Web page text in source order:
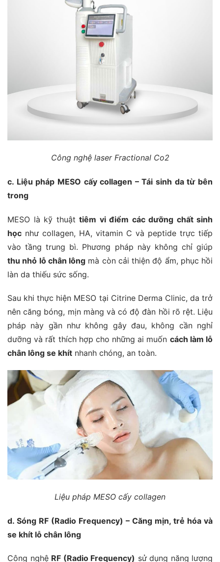
Công nghệ laser Fractional Co2
c. Liệu pháp MESO cấy collagen – Tái sinh da từ bên
trong
MESO là kỹ thuật tiêm vi điểm các dưỡng chất sinh
học như collagen, HA, vitamin C và peptide trực tiếp
vào tầng trung bì. Phương pháp này không chỉ giúp
thu nhỏ lỗ chân lông mà còn cải thiện độ ẩm, phục hồi
làn da thiếu sức sống.
Sau khi thực hiện MESO tại Citrine Derma Clinic, da trở
nên căng bóng, mịn màng và có độ đàn hồi rõ rệt. Liệu
pháp này gần như không gây đau, không cần nghỉ
dưỡng và rất thích hợp cho những ai muốn cách làm lỗ
chân lông se khít nhanh chóng, an toàn.
Liệu pháp MESO cấy collagen
d. Sóng RF (Radio Frequency) – Căng mịn, trẻ hóa và
se khít lỗ chân lông
Công nghệ RF (Radio Frequency) sử dụng năng lượng